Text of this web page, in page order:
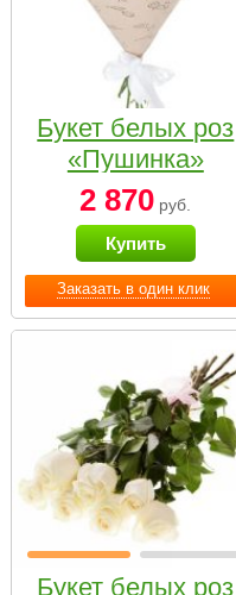
Заказать в один клик
Букет белых роз
«Пушинка»
2 870 руб.
Купить
Букет белых роз